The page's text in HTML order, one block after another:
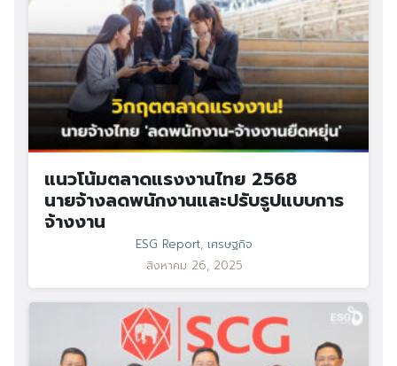
แนวโน้มตลาดแรงงานไทย 2568
นายจ้างลดพนักงานและปรับรูปแบบการ
จ้างงาน
ESG Report, เศรษฐกิจ
สิงหาคม 26, 2025